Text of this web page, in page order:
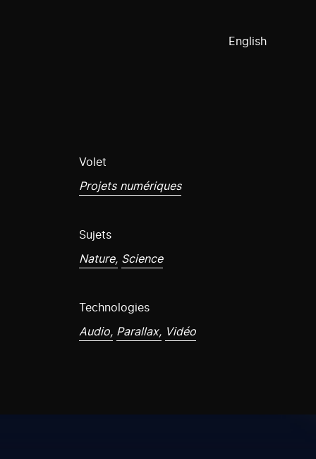
English
Volet
Projets numériques
Sujets
Nature, Science
Technologies
Audio, Parallax, Vidéo